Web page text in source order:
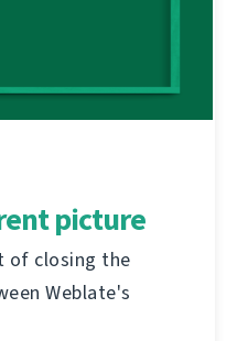
picture
of closing the
Weblate's